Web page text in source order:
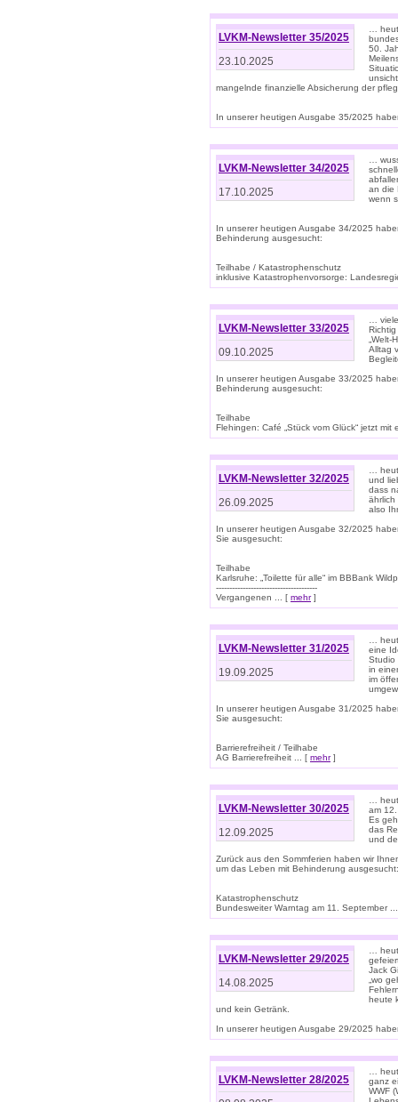
LVKM-Newsletter 35/2025
23.10.2025
…
50.
mangelnde finanzielle Absicherung der
In unserer heutigen Ausgabe 35/2025
LVKM-Newsletter 34/2025
17.10.2025
…
an die
wenn
In unserer heutigen Ausgabe 34/2025
Behinderung ausgesucht:
Teilhabe / Katastrophenschutz
inklusive Katastrophenvorsorge:
LVKM-Newsletter 33/2025
09.10.2025
…
Alltag
In unserer heutigen Ausgabe 33/2025
Behinderung ausgesucht:
Teilhabe
Flehingen: Café „Stück vom Glück“ jetzt mit
LVKM-Newsletter 32/2025
26.09.2025
…
und
dass
ährlich
also
In unserer heutigen Ausgabe 32/2025
Sie ausgesucht:
Teilhabe
Karlsruhe: „Toilette für alle“ im BBBank
--------------------------------------
Vergangenen ... [ mehr]
LVKM-Newsletter 31/2025
19.09.2025
…
eine
Studio
in
im
In unserer heutigen Ausgabe 31/2025
Sie ausgesucht:
Barrierefreiheit / Teilhabe
AG Barrierefreiheit ... [ mehr]
LVKM-Newsletter 30/2025
12.09.2025
…
am
Es
das
und
Zurück aus den Sommferien haben wir
um das Leben mit Behinderung ausgesucht:
Katastrophenschutz
Bundesweiter Warntag am 11. September
LVKM-Newsletter 29/2025
14.08.2025
…
Jack
„wo
heute
und kein Getränk.
In unserer heutigen Ausgabe 29/2025
LVKM-Newsletter 28/2025
…
ganz
WWF